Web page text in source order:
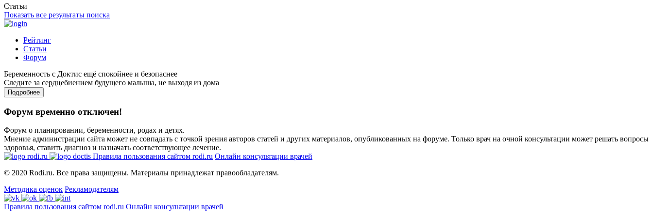
Статьи
Показать все результаты поиска
Рейтинг
Статьи
Форум
Беременность с Доктис ещё спокойнее и безопаснее
Следите за сердцебиением будущего малыша, не выходя из дома
Подробнее
Форум временно отключен!
Форум о планировании, беременности, родах и детях.
Мнение администрации сайта может не совпадать с точкой зрения авторов статей и других материалов, опубликованных на форуме. Только врач на очной консультации может решать вопросы
здоровья, ставить диагноз и назначать соответствующее лечение.
Правила пользования сайтом rodi.ru Онлайн консультации врачей
© 2020 Rodi.ru. Все права защищены. Материалы принадлежат правообладателям.
Методика оценок Рекламодателям
Правила пользования сайтом rodi.ru Онлайн консультации врачей